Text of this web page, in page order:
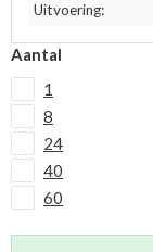
Uitvoering:
Aantal
1
8
24
40
60